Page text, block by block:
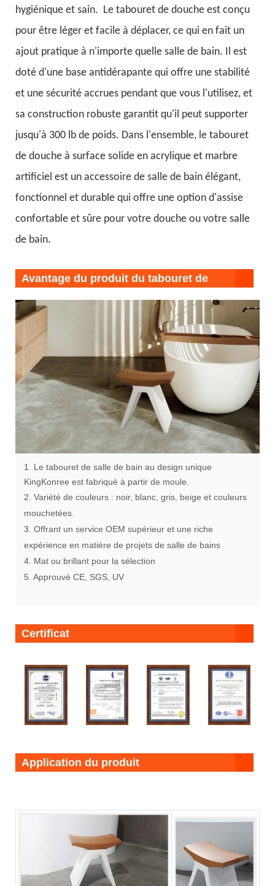
hygiénique et sain. Le tabouret de douche est conçu
pour être léger et facile à déplacer, ce qui en fait un
ajout pratique à n'importe quelle salle de bain. Il est
doté d'une base antidérapante qui offre une stabilité
et une sécurité accrues pendant que vous l'utilisez, et
sa construction robuste garantit qu'il peut supporter
jusqu'à 300 lb de poids. Dans l'ensemble, le tabouret
de douche à surface solide en acrylique et marbre
artificiel est un accessoire de salle de bain élégant,
fonctionnel et durable qui offre une option d'assise
confortable et sûre pour votre douche ou votre salle
de bain.
Avantage du produit du tabouret de
1. Le tabouret de salle de bain au design unique
KingKonree est fabriqué à partir de moule.
2. Variété de couleurs : noir, blanc, gris, beige et couleurs
mouchetées.
3. Offrant un service OEM supérieur et une riche
expérience en matière de projets de salle de bains
4. Mat ou brillant pour la sélection
5. Approuvé CE, SGS, UV
Certificat
Application du produit